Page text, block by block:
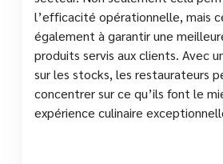
l’efficacité opérationnelle, mais
également à garantir une
produits servis aux clients. Avec
sur les stocks, les restaurateurs
concentrer sur ce qu’ils font le
expérience culinaire